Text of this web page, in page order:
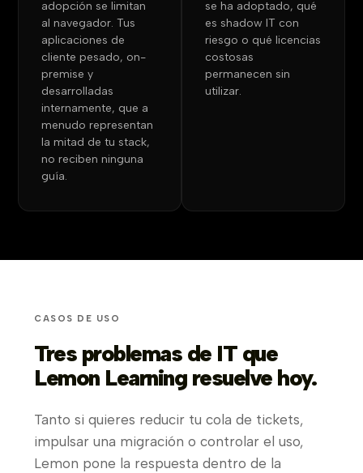
adopción se limitan
al navegador. Tus
aplicaciones de
cliente pesado, on-
premise y
desarrolladas
internamente, que a
menudo representan
la mitad de tu stack,
no reciben ninguna
guía.
se ha adoptado, qué
es shadow IT con
riesgo o qué licencias
costosas
permanecen sin
utilizar.
CASOS DE USO
Tres problemas de IT que
Lemon Learning resuelve hoy.
Tanto si quieres reducir tu cola de tickets,
impulsar una migración o controlar el uso,
Lemon pone la respuesta dentro de la